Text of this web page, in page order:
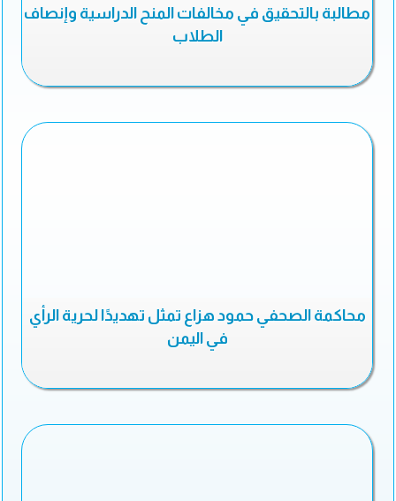
مطالبة بالتحقيق في مخالفات المنح الدراسية وإنصاف
الطلاب
محاكمة الصحفي حمود هزاع تمثل تهديدًا لحرية الرأي
في اليمن